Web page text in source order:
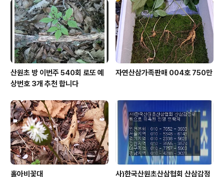
산원초 방 이번주 540회 로또 예
상번호 3개 추천 합니다
자연산삼가족판매 004호 750만
홀아비꽃대 사)한국산원초산삼협회 산삼감정